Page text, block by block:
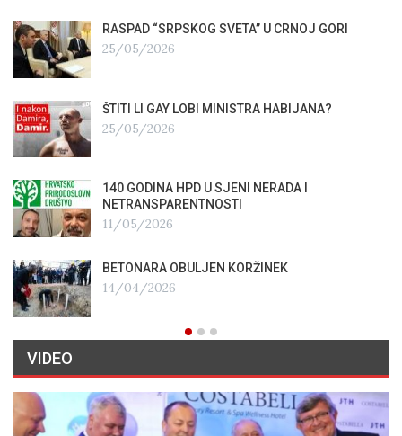
RASPAD “SRPSKOG SVETA” U CRNOJ GORI
25/05/2026
ŠTITI LI GAY LOBI MINISTRA HABIJANA?
25/05/2026
140 GODINA HPD U SJENI NERADA I
NETRANSPARENTNOSTI
11/05/2026
BETONARA OBULJEN KORŽINEK
14/04/2026
VIDEO